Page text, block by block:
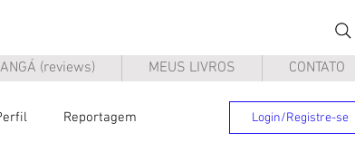
(reviews) MEUS LIVROS CONTATO
Reportagem Login/Registre-se